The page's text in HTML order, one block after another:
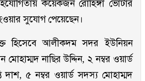
কয়েকজন রোহিঙ্গা ভোটার
সুযোগ পেয়েছেন।
হিসেবে আলীকদম সদর ইউনিয়ন
মোহাম্মদ নাছির উদ্দিন, ২ নম্বর ওয়ার্ড
দাশ, ৫ নম্বর ওয়ার্ড সদস্য মোহাম্মদ